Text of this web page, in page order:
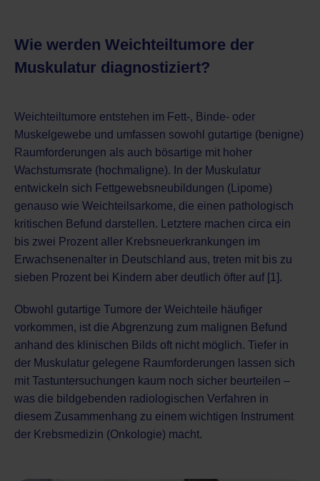
Wie werden Weichteiltumore der
Muskulatur diagnostiziert?
Weichteiltumore entstehen im Fett-, Binde- oder
Muskelgewebe und umfassen sowohl gutartige (benigne)
Raumforderungen als auch bösartige mit hoher
Wachstumsrate (hochmaligne). In der Muskulatur
entwickeln sich Fettgewebsneubildungen (Lipome)
genauso wie Weichteilsarkome, die einen pathologisch
kritischen Befund darstellen. Letztere machen circa ein
bis zwei Prozent aller Krebsneuerkrankungen im
Erwachsenenalter in Deutschland aus, treten mit bis zu
sieben Prozent bei Kindern aber deutlich öfter auf [1].
Obwohl gutartige Tumore der Weichteile häufiger
vorkommen, ist die Abgrenzung zum malignen Befund
anhand des klinischen Bilds oft nicht möglich. Tiefer in
der Muskulatur gelegene Raumforderungen lassen sich
mit Tastuntersuchungen kaum noch sicher beurteilen –
was die bildgebenden radiologischen Verfahren in
diesem Zusammenhang zu einem wichtigen Instrument
der Krebsmedizin (Onkologie) macht.